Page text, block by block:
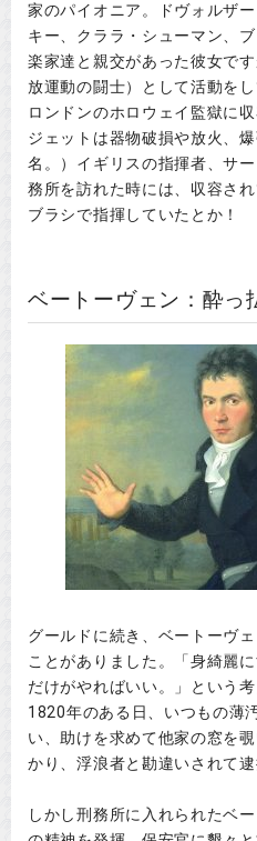
家のパイオニア。ドヴォルザ
キー、クララ・シューマン、
楽家達と親交があった彼女で
放運動の闘士）として活動を
ロンドンのホロウェイ監獄に
ジェットは器物破損や放火、
名。）イギリスの指揮者、サ
務所を訪れた時には、収容さ
ブラシで指揮していたとか！
ベートーヴェン：酔っ
グールドに続き、ベートーヴ
ことがありました。「身綺麗
だけがやればいい。」という
1820年のある日、いつもの薄
い、助けを求めて他家の窓を
かり、浮浪者と勘違いされて逮
しかし刑務所に入れられたベ